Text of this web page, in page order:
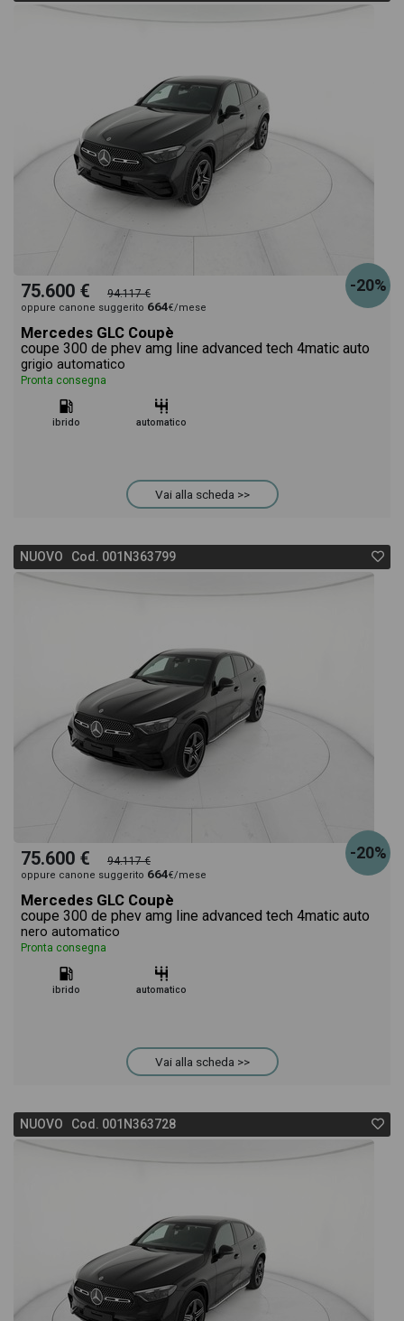
-20%
75.600 € 94.117 €
oppure canone suggerito 664€/mese
Mercedes GLC Coupè
coupe 300 de phev amg line advanced tech 4matic auto
grigio automatico
Pronta consegna
ibrido automatico
Vai alla scheda >>
NUOVO Cod. 001N363799
-20%
75.600 € 94.117 €
oppure canone suggerito 664€/mese
Mercedes GLC Coupè
coupe 300 de phev amg line advanced tech 4matic auto
nero automatico
Pronta consegna
ibrido automatico
Vai alla scheda >>
NUOVO Cod. 001N363728